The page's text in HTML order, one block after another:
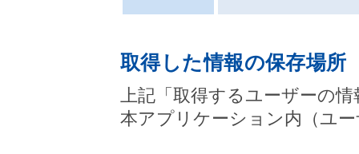
取得した情報の保存場所
上記「取得するユーザーの
本アプリケーション内（ユ